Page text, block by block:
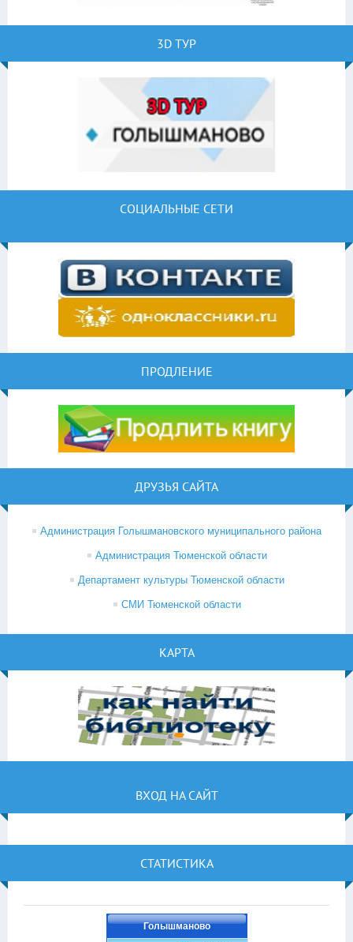
3D ТУР
СОЦИАЛЬНЫЕ СЕТИ
ПРОДЛЕНИЕ
ДРУЗЬЯ САЙТА
Администрация Голышмановского муниципального района
Администрация Тюменской области
Департамент культуры Тюменской области
СМИ Тюменской области
КАРТА
ВХОД НА САЙТ
СТАТИСТИКА
Голышманово